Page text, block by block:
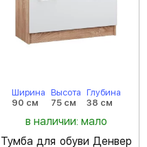
Ширина
90 см
Высота
75 см
Глубина
38 см
в наличии: мало
Тумба для обуви Денвер